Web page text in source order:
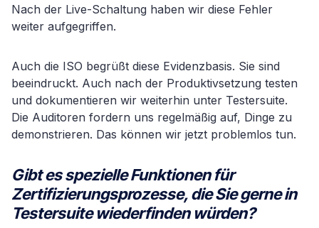
Nach der Live-Schaltung haben wir diese Fehler
weiter aufgegriffen.
Auch die ISO begrüßt diese Evidenzbasis. Sie sind
beeindruckt. Auch nach der Produktivsetzung testen
und dokumentieren wir weiterhin unter Testersuite.
Die Auditoren fordern uns regelmäßig auf, Dinge zu
demonstrieren. Das können wir jetzt problemlos tun.
Gibt es spezielle Funktionen für
Zertifizierungsprozesse, die Sie gerne in
Testersuite wiederfinden würden?